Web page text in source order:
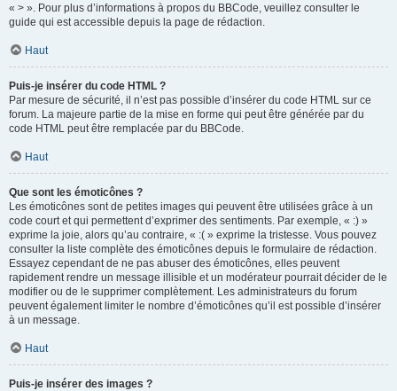
« > ». Pour plus d’informations à propos du BBCode, veuillez consulter le
guide qui est accessible depuis la page de rédaction.
Haut
Puis-je insérer du code HTML ?
Par mesure de sécurité, il n’est pas possible d’insérer du code HTML sur ce
forum. La majeure partie de la mise en forme qui peut être générée par du
code HTML peut être remplacée par du BBCode.
Haut
Que sont les émoticônes ?
Les émoticônes sont de petites images qui peuvent être utilisées grâce à un
code court et qui permettent d’exprimer des sentiments. Par exemple, « :) »
exprime la joie, alors qu’au contraire, « :( » exprime la tristesse. Vous pouvez
consulter la liste complète des émoticônes depuis le formulaire de rédaction.
Essayez cependant de ne pas abuser des émoticônes, elles peuvent
rapidement rendre un message illisible et un modérateur pourrait décider de le
modifier ou de le supprimer complètement. Les administrateurs du forum
peuvent également limiter le nombre d’émoticônes qu’il est possible d’insérer
à un message.
Haut
Puis-je insérer des images ?